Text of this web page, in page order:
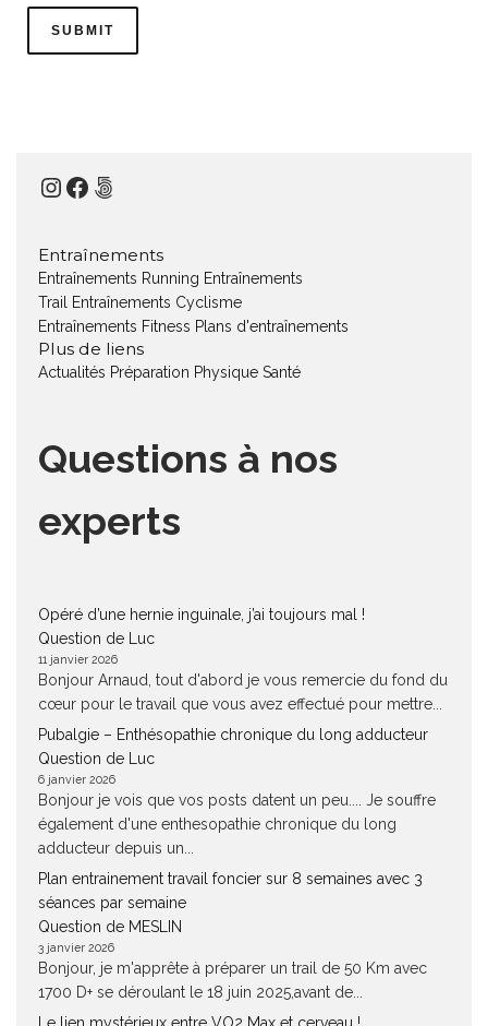
Instagram
Facebook
500px
Entraînements
Entraînements Running Entraînements
Trail
Entraînements Cyclisme
Entraînements Fitness Plans d'entraînements
Plus de liens
Actualités Préparation Physique Santé
Questions à nos
experts
Opéré d’une hernie inguinale, j’ai toujours mal !
Question de Luc
11 janvier 2026
Bonjour Arnaud, tout d'abord je vous remercie du fond du
cœur pour le travail que vous avez effectué pour mettre...
Pubalgie – Enthésopathie chronique du long adducteur
Question de Luc
6 janvier 2026
Bonjour je vois que vos posts datent un peu.... Je souffre
également d'une enthesopathie chronique du long
adducteur depuis un...
Plan entrainement travail foncier sur 8 semaines avec 3
séances par semaine
Question de MESLIN
3 janvier 2026
Bonjour, je m'apprête à préparer un trail de 50 Km avec
1700 D+ se déroulant le 18 juin 2025,avant de...